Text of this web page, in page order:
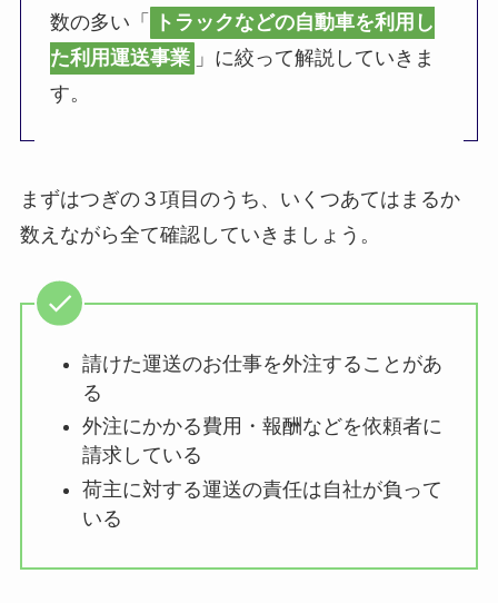
数の多い「
トラックなどの自動車を利用し
た利用運送事業 」に絞って解説していきま
す。
まずはつぎの３項目のうち、いくつあてはまるか
数えながら全て確認していきましょう。
請けた運送のお仕事を外注することがあ
る
外注にかかる費用・報酬などを依頼者に
請求している
荷主に対する運送の責任は自社が負って
いる